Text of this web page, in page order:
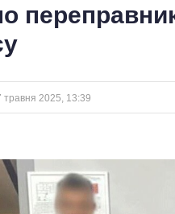
травня 2025, 13:39